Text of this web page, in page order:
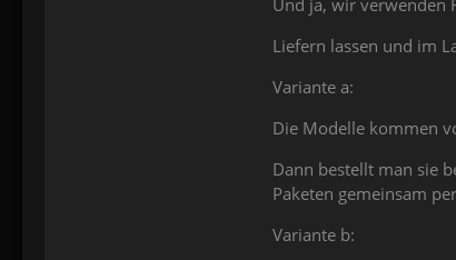
Und ja, wir verwenden
Liefern lassen und im
Variante a:
Die Modelle kommen
Dann bestellt man sie
Paketen gemeinsam
Variante b: